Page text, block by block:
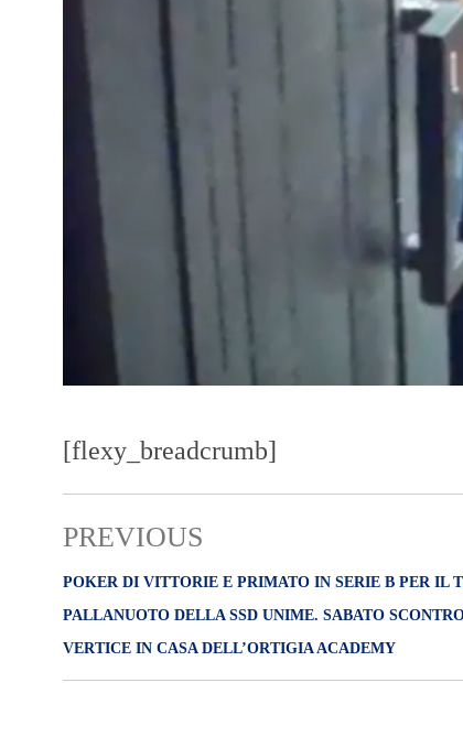
[flexy_breadcrumb]
PREVIOUS
POKER DI VITTORIE E PRIMATO IN SERIE B PER IL
PALLANUOTO DELLA SSD UNIME. SABATO
VERTICE IN CASA DELL’ORTIGIA ACADEMY